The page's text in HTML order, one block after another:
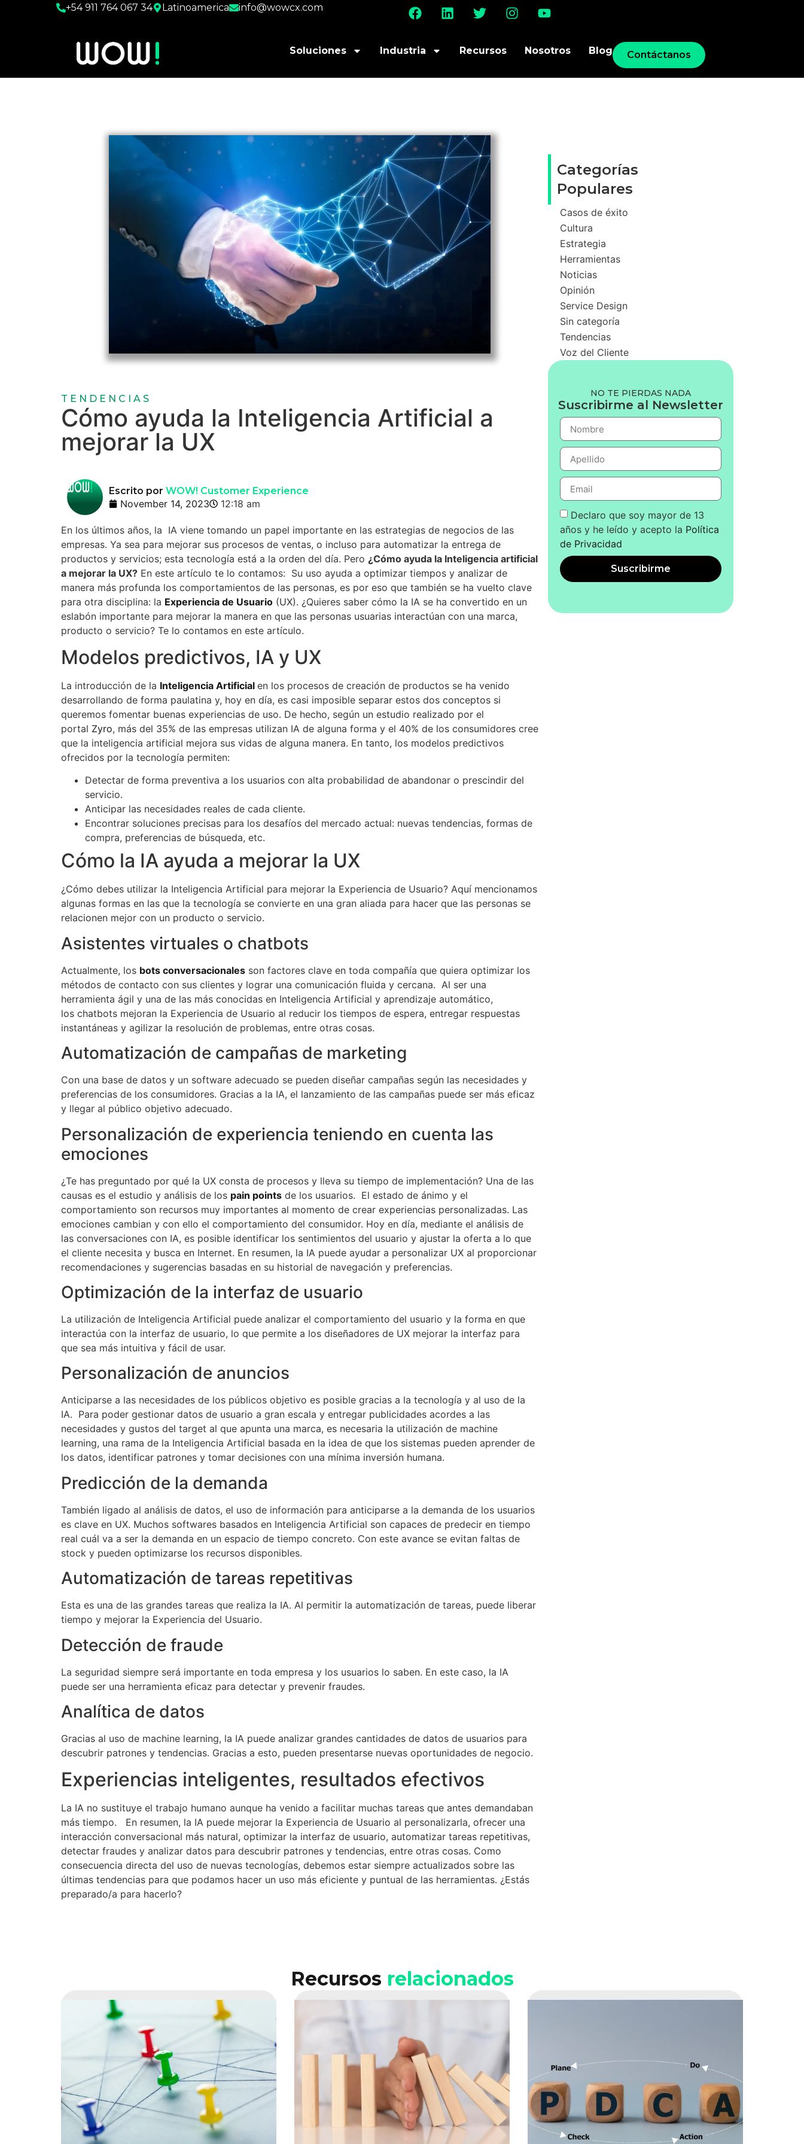
+54 911 764 067 34 Latinoamerica info@wowcx.com
Soluciones Industria Recursos Nosotros Blog Contáctanos
TENDENCIAS
Cómo ayuda la Inteligencia Artificial a
mejorar la UX
Escrito por WOW! Customer Experience
November 14, 2023 12:18 am
En los últimos años, la IA viene tomando un papel importante en las estrategias de negocios de las
empresas. Ya sea para mejorar sus procesos de ventas, o incluso para automatizar la entrega de
productos y servicios; esta tecnología está a la orden del día. Pero ¿Cómo ayuda la Inteligencia artificial
a mejorar la UX? En este artículo te lo contamos: Su uso ayuda a optimizar tiempos y analizar de
manera más profunda los comportamientos de las personas, es por eso que también se ha vuelto clave
para otra disciplina: la Experiencia de Usuario (UX). ¿Quieres saber cómo la IA se ha convertido en un
eslabón importante para mejorar la manera en que las personas usuarias interactúan con una marca,
producto o servicio? Te lo contamos en este artículo.
Modelos predictivos, IA y UX
La introducción de la Inteligencia Artificial en los procesos de creación de productos se ha venido
desarrollando de forma paulatina y, hoy en día, es casi imposible separar estos dos conceptos si
queremos fomentar buenas experiencias de uso. De hecho, según un estudio realizado por el
portal Zyro, más del 35% de las empresas utilizan IA de alguna forma y el 40% de los consumidores cree
que la inteligencia artificial mejora sus vidas de alguna manera. En tanto, los modelos predictivos
ofrecidos por la tecnología permiten:
Detectar de forma preventiva a los usuarios con alta probabilidad de abandonar o prescindir del
servicio.
Anticipar las necesidades reales de cada cliente.
Encontrar soluciones precisas para los desafíos del mercado actual: nuevas tendencias, formas de
compra, preferencias de búsqueda, etc.
Cómo la IA ayuda a mejorar la UX
¿Cómo debes utilizar la Inteligencia Artificial para mejorar la Experiencia de Usuario? Aquí mencionamos
algunas formas en las que la tecnología se convierte en una gran aliada para hacer que las personas se
relacionen mejor con un producto o servicio.
Asistentes virtuales o chatbots
Actualmente, los bots conversacionales son factores clave en toda compañía que quiera optimizar los
métodos de contacto con sus clientes y lograr una comunicación fluida y cercana. Al ser una
herramienta ágil y una de las más conocidas en Inteligencia Artificial y aprendizaje automático,
los chatbots mejoran la Experiencia de Usuario al reducir los tiempos de espera, entregar respuestas
instantáneas y agilizar la resolución de problemas, entre otras cosas.
Automatización de campañas de marketing
Con una base de datos y un software adecuado se pueden diseñar campañas según las necesidades y
preferencias de los consumidores. Gracias a la IA, el lanzamiento de las campañas puede ser más eficaz
y llegar al público objetivo adecuado.
Personalización de experiencia teniendo en cuenta las
emociones
¿Te has preguntado por qué la UX consta de procesos y lleva su tiempo de implementación? Una de las
causas es el estudio y análisis de los pain points de los usuarios. El estado de ánimo y el
comportamiento son recursos muy importantes al momento de crear experiencias personalizadas. Las
emociones cambian y con ello el comportamiento del consumidor. Hoy en día, mediante el análisis de
las conversaciones con IA, es posible identificar los sentimientos del usuario y ajustar la oferta a lo que
el cliente necesita y busca en Internet. En resumen, la IA puede ayudar a personalizar UX al proporcionar
recomendaciones y sugerencias basadas en su historial de navegación y preferencias.
Optimización de la interfaz de usuario
La utilización de Inteligencia Artificial puede analizar el comportamiento del usuario y la forma en que
interactúa con la interfaz de usuario, lo que permite a los diseñadores de UX mejorar la interfaz para
que sea más intuitiva y fácil de usar.
Personalización de anuncios
Anticiparse a las necesidades de los públicos objetivo es posible gracias a la tecnología y al uso de la
IA. Para poder gestionar datos de usuario a gran escala y entregar publicidades acordes a las
necesidades y gustos del target al que apunta una marca, es necesaria la utilización de machine
learning, una rama de la Inteligencia Artificial basada en la idea de que los sistemas pueden aprender de
los datos, identificar patrones y tomar decisiones con una mínima inversión humana.
Predicción de la demanda
También ligado al análisis de datos, el uso de información para anticiparse a la demanda de los usuarios
es clave en UX. Muchos softwares basados en Inteligencia Artificial son capaces de predecir en tiempo
real cuál va a ser la demanda en un espacio de tiempo concreto. Con este avance se evitan faltas de
stock y pueden optimizarse los recursos disponibles.
Automatización de tareas repetitivas
Esta es una de las grandes tareas que realiza la IA. Al permitir la automatización de tareas, puede liberar
tiempo y mejorar la Experiencia del Usuario.
Detección de fraude
La seguridad siempre será importante en toda empresa y los usuarios lo saben. En este caso, la IA
puede ser una herramienta eficaz para detectar y prevenir fraudes.
Analítica de datos
Gracias al uso de machine learning, la IA puede analizar grandes cantidades de datos de usuarios para
descubrir patrones y tendencias. Gracias a esto, pueden presentarse nuevas oportunidades de negocio.
Experiencias inteligentes, resultados efectivos
La IA no sustituye el trabajo humano aunque ha venido a facilitar muchas tareas que antes demandaban
más tiempo. En resumen, la IA puede mejorar la Experiencia de Usuario al personalizarla, ofrecer una
interacción conversacional más natural, optimizar la interfaz de usuario, automatizar tareas repetitivas,
detectar fraudes y analizar datos para descubrir patrones y tendencias, entre otras cosas. Como
consecuencia directa del uso de nuevas tecnologías, debemos estar siempre actualizados sobre las
últimas tendencias para que podamos hacer un uso más eficiente y puntual de las herramientas. ¿Estás
preparado/a para hacerlo?
Categorías
Populares
Casos de éxito
Cultura
Estrategia
Herramientas
Noticias
Opinión
Service Design
Sin categoría
Tendencias
Voz del Cliente
NO TE PIERDAS NADA
Suscribirme al Newsletter
Declaro que soy mayor de 13
años y he leído y acepto la Política
de Privacidad
Suscribirme
Recursos relacionados